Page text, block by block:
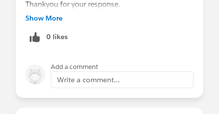
Thankyou for your response.
Show More
0 likes
Add a comment
Write a comment...